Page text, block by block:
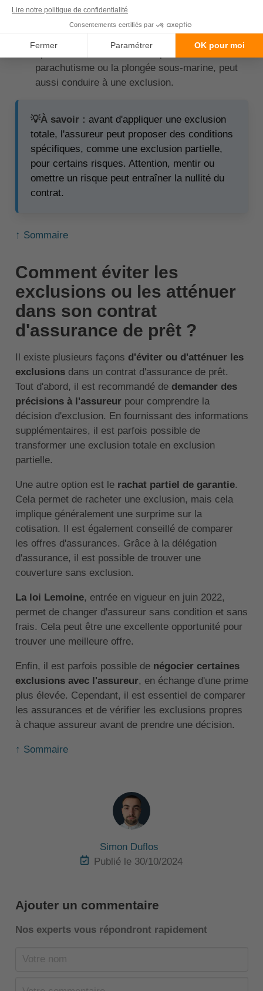
également susceptibles d'entraîner une
exclusion totale.
parachutisme ou la plongée sous-marine, peut
aussi conduire à une exclusion.
💡À savoir : avant d'appliquer une exclusion
totale, l'assureur peut proposer des conditions
spécifiques, comme une exclusion partielle,
pour certains risques. Attention, mentir ou
omettre un risque peut entraîner la nullité du
contrat.
↑ Sommaire
Comment éviter les
exclusions ou les atténuer
dans son contrat
d'assurance de prêt ?
Il existe plusieurs façons d'éviter ou d'atténuer les
exclusionsdans un contrat d'assurance de prêt.
Tout d'abord, il est recommandé de demander des
précisions à l'assureurpour comprendre la
décision d'exclusion. En fournissant des informations
supplémentaires, il est parfois possible de
transformer une exclusion totale en exclusion
partielle.
Une autre option est le rachat partiel de garantie.
Cela permet de racheter une exclusion, mais cela
implique généralement une surprime sur la
cotisation. Il est également conseillé de comparer
les offres d'assurances. Grâce à la délégation
d'assurance, il est possible de trouver une
couverture sans exclusion.
La loi Lemoine, entrée en vigueur en juin 2022,
permet de changer d'assureur sans condition et sans
frais. Cela peut être une excellente opportunité pour
trouver une meilleure offre.
Enfin, il est parfois possible de négocier certaines
exclusions avec l'assureur, en échange d'une prime
plus élevée. Cependant, il est essentiel de comparer
les assurances et de vérifier les exclusions propres
à chaque assureur avant de prendre une décision.
↑ Sommaire
Simon Duflos
Publié le 30/10/2024
Ajouter un commentaire
Nos experts vous répondront rapidement